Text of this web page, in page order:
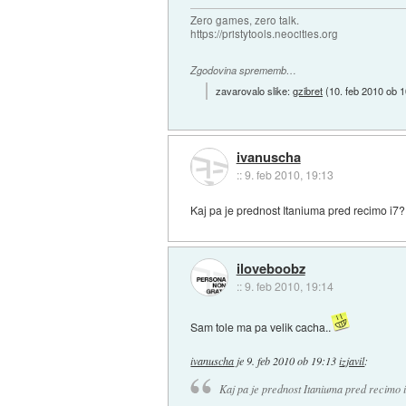
Zero games, zero talk.
https://pristytools.neocities.org
Zgodovina sprememb…
zavarovalo slike:gzibret(10. feb 2010 ob
ivanuscha
::9. feb 2010, 19:13
Kaj pa je prednost Itaniuma pred recimo i7?
iloveboobz
::9. feb 2010, 19:14
Sam tole ma pa velik cacha..
ivanuschaje9. feb 2010 ob 19:13 izjavil:
Kaj pa je prednost Itaniuma pred recimo